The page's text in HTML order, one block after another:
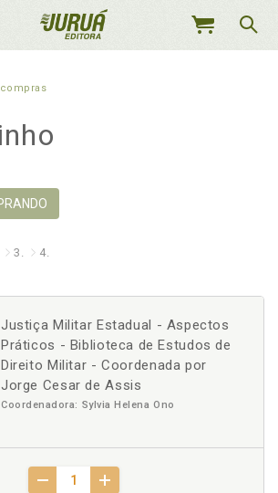
MEU
3. 4.
Justiça Militar Estadual - Aspectos
Práticos - Biblioteca de Estudos de
Direito Militar - Coordenada por
Jorge Cesar de Assis
Coordenadora: Sylvia Helena Ono